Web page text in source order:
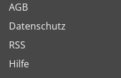
AGB
Datenschutz
RSS
Hilfe